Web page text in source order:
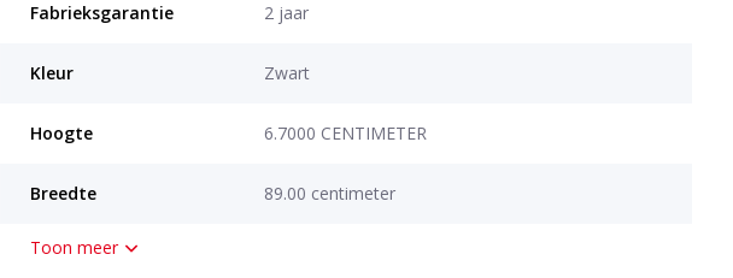
Fabrieksgarantie 2 jaar
Kleur Zwart
Hoogte 6.7000 CENTIMETER
Breedte 89.00 centimeter
Toon meer